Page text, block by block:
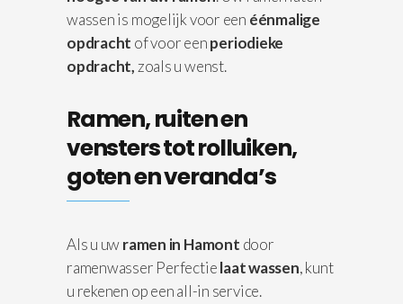
wassen is mogelijk voor een éénmalige
opdracht of voor eenperiodieke
opdracht, zoals u wenst.
Ramen, ruiten en
vensters tot rolluiken,
goten en veranda’s
Als u uwramen in Hamont door
ramenwasser Perfectielaat wassen, kunt
u rekenen op een all-in service.